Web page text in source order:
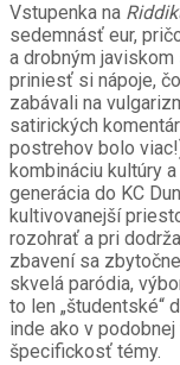
Vstupenka na
sedemnásť eur,
a drobným
priniesť si nápoje,
zabávali na
satirických
postrehov bolo
kombináciu kultúry
generácia do KC
kultivovanejší
rozohrať a pri
zbavení sa
skvelá paródia,
to len „študentské“
inde ako v
špecifickosť témy.